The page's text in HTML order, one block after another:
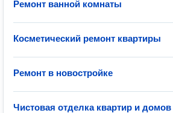
Ремонт ванной комнаты
Косметический ремонт квартиры
Ремонт в новостройке
Чистовая отделка квартир и домов